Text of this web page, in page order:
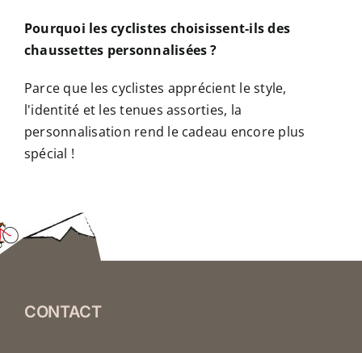
Pourquoi les cyclistes choisissent-ils des
chaussettes personnalisées ?
Parce que les cyclistes apprécient le style,
l'identité et les tenues assorties, la
personnalisation rend le cadeau encore plus
spécial !
CONTACT